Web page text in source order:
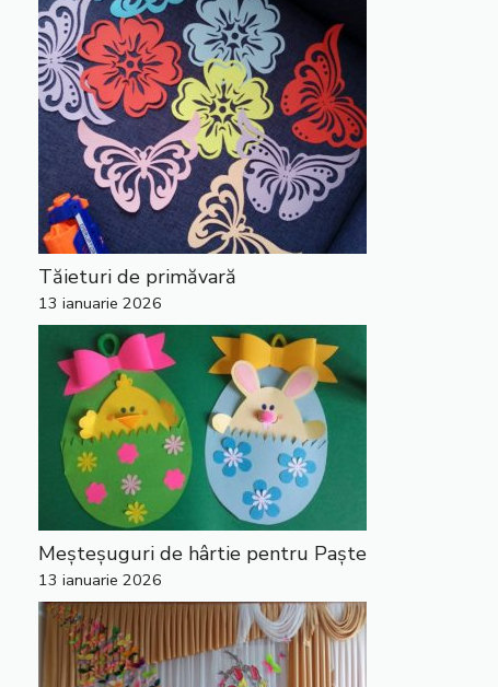
Tăieturi de primăvară
13 ianuarie 2026
Meșteșuguri de hârtie pentru Paște
13 ianuarie 2026